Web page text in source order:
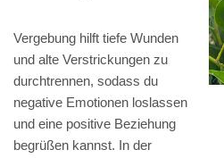
Vergebung hilft tiefe Wunden
und alte Verstrickungen zu
durchtrennen, sodass du
negative Emotionen loslassen
und eine positive Beziehung
begrüßen kannst. In der